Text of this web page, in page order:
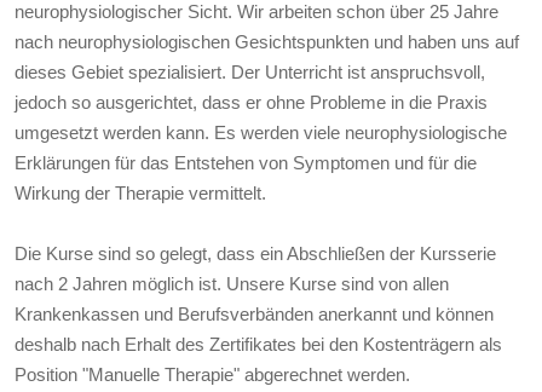
neurophysiologischer Sicht. Wir arbeiten schon über 25 Jahre
nach neurophysiologischen Gesichtspunkten und haben uns auf
dieses Gebiet spezialisiert. Der Unterricht ist anspruchsvoll,
jedoch so ausgerichtet, dass er ohne Probleme in die Praxis
umgesetzt werden kann. Es werden viele neurophysiologische
Erklärungen für das Entstehen von Symptomen und für die
Wirkung der Therapie vermittelt.
Die Kurse sind so gelegt, dass ein Abschließen der Kursserie
nach 2 Jahren möglich ist. Unsere Kurse sind von allen
Krankenkassen und Berufsverbänden anerkannt und können
deshalb nach Erhalt des Zertifikates bei den Kostenträgern als
Position "Manuelle Therapie" abgerechnet werden.